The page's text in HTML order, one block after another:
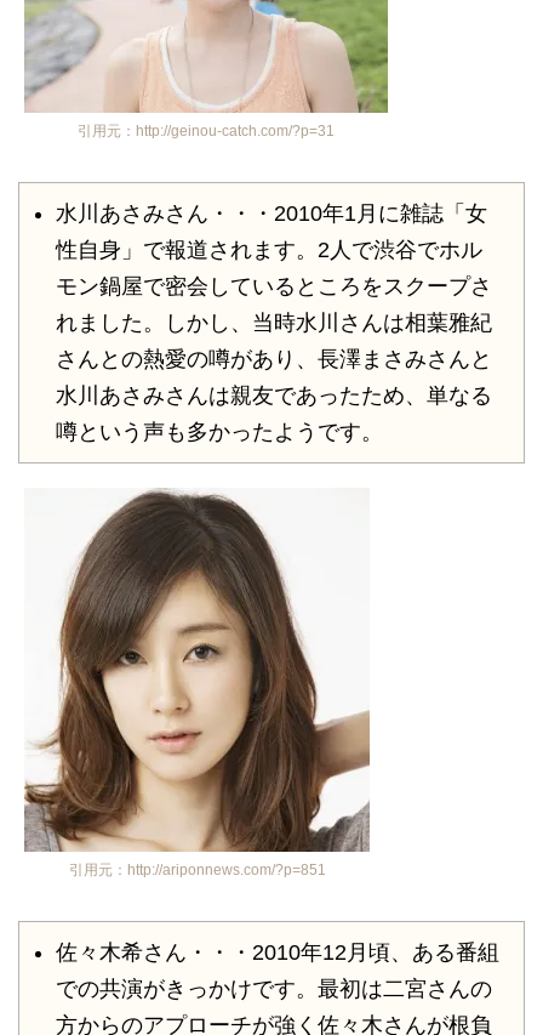
引用元：http://geinou-catch.com/?p=31
水川あさみさん・・・2010年1月に雑誌「女
性自身」で報道されます。2人で渋谷でホル
モン鍋屋で密会しているところをスクープさ
れました。しかし、当時水川さんは相葉雅紀
さんとの熱愛の噂があり、長澤まさみさんと
水川あさみさんは親友であったため、単なる
噂という声も多かったようです。
引用元：http://ariponnews.com/?p=851
佐々木希さん・・・2010年12月頃、ある番組
での共演がきっかけです。最初は二宮さんの
方からのアプローチが強く佐々木さんが根負